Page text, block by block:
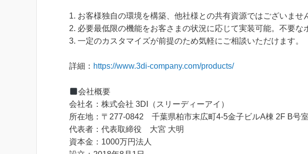
1. お客様独自の環境を構築、他社様との共有資源ではございませ
2. 必要最低限の機能をお客さまの状況に応じて実装可能。不要な
3. 一定のカスタマイズが前提のため気軽にご相談いただけます。
詳細： https://www.3di-company.com/products/
会社概要
会社名：株式会社 3DI（スリーディーアイ）
所在地：〒277-0842 千葉県柏市末広町4-5金子ビルA棟 2F B号室
代表者：代表取締役 大宮 大明
資本金：1000万円法人